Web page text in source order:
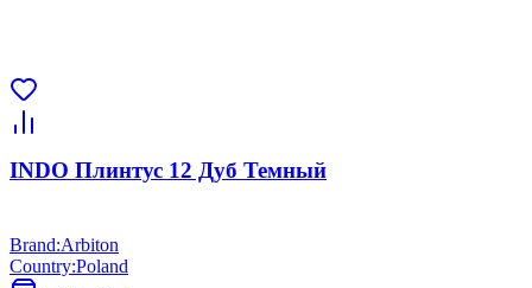
INDO Плинтус 12 Дуб Темный
Brand:Arbiton
Country:Poland